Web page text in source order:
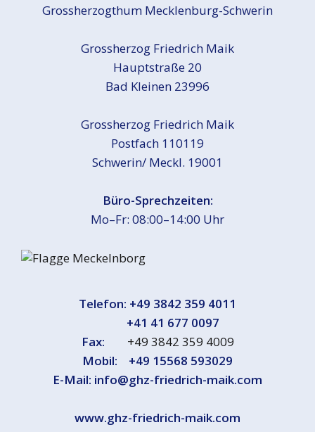
Grossherzogthum Mecklenburg-Schwerin
Grossherzog Friedrich Maik
Hauptstraße 20
Bad Kleinen 23996
Grossherzog Friedrich Maik
Postfach 110119
Schwerin/ Meckl. 19001
Büro-Sprechzeiten:
Mo–Fr: 08:00–14:00 Uhr
Telefon: +49 3842 359 4011
+41 41 677 0097
Fax: +49 3842 359 4009
Mobil:
+49 15568 593029
E-Mail: info@ghz-friedrich-maik.com
www.ghz-friedrich-maik.com